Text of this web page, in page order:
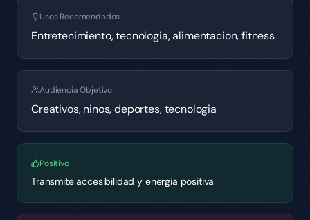
Usos Recomendados
Entretenimiento, tecnologia, alimentacion, fitness
Audiencia Objetivo
Creativos, ninos, deportes, tecnologia
Positivo
Transmite accesibilidad y energia positiva